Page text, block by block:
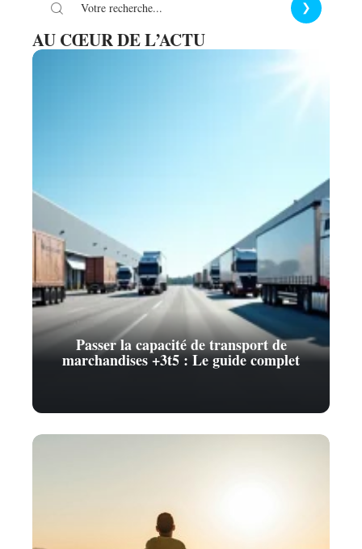
AU CŒUR DE L’ACTU
Passer la capacité de transport de
marchandises +3t5 : Le guide complet